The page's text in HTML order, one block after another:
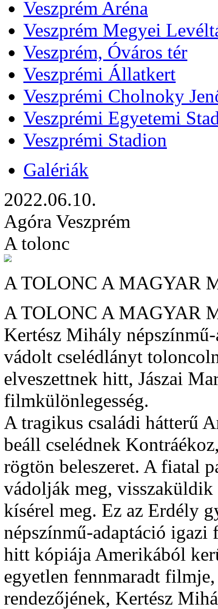
Veszprém Aréna
Veszprém Megyei
Veszprém, Óváros tér
Veszprémi Állatkert
Veszprémi Cholnoky
Veszprémi Egyetemi
Veszprémi Stadion
Galériák
2022.06.10.
Agóra Veszprém
A tolonc
A TOLONC A MAGYAR
A TOLONC A MAGYAR
Kertész Mihály
vádolt cselédlányt
elveszettnek hitt, Jászai
filmkülönlegesség.
A tragikus családi hátterű
beáll cselédnek
rögtön beleszeret. A fiatal
vádolják meg,
kísérel meg. Ez az Erdély
népszínmű-adaptáció
hitt kópiája Amerikából
egyetlen fennmaradt filmje,
rendezőjének, Kertész